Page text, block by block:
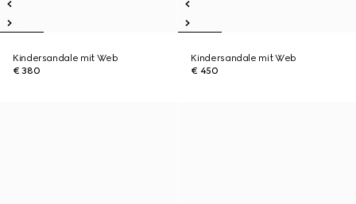
Kindersandale mit Web
€ 380
Kindersandale mit Web
€ 450